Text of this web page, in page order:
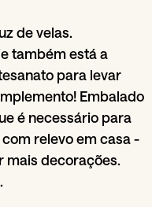
de velas.
também está a
para levar
Embalado
é necessário para
relevo em casa -
mais decorações.